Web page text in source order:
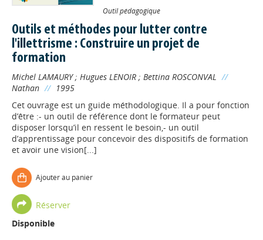
Outil pédagogique
Outils et méthodes pour lutter contre
l'illettrisme : Construire un projet de
formation
Michel LAMAURY; Hugues LENOIR ; Bettina ROSCONVAL //
Nathan // 1995
Cet ouvrage est un guide méthodologique. Il a pour fonction
d’être :- un outil de référence dont le formateur peut
disposer lorsqu’il en ressent le besoin,- un outil
d’apprentissage pour concevoir des dispositifs de formation
et avoir une vision[...]
Ajouter au panier
Réserver
Disponible